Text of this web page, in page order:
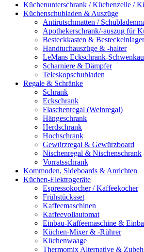
Küchenunterschrank / Küchenzeile /
Küchenschubladen & Auszüge
Antirutschmatten /
Apothekerschrank/-auszug für
Besteckkasten &
Handtuchauszüge & -halter
LeMans Eckschrank-
Scharniere & Dämpfer
Teleskopschubladen
Regale & Schränke
Schrank
Eckschrank
Flaschenregal (Weinregal)
Hängeschrank
Herdschrank
Hochschrank
Gewürzregal & Gewürzboard
Nischenregal & Nischenschrank
Vorratsschrank
Kommoden, Sideboards & Anrichten
Küchen-Elektrogeräte
Espressokocher / Kaffeekocher
Frühstücksset
Kaffeemaschinen
Kaffeevollautomat
Einbau-Kaffeemaschine &
Küchen-Mixer & -Rührer
Küchenwaage
Thermomix Alternative &